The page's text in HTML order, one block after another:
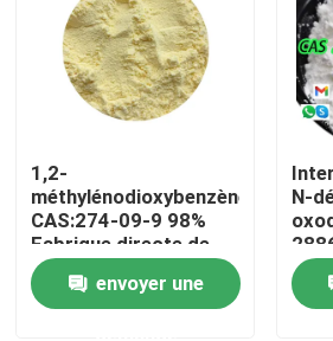
À la maison
Produits
1,2-
méthylénodioxybenzène
CAS:274-09-9 98%
Fabrique directe de
haute qualité
envoyer une
N-
Un